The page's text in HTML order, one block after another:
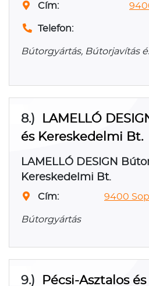
Cím:
Telefon:
Bútorgyártás, Bútorjavítás
8.)
LAMELLÓ
és Kereskedelmi Bt.
LAMELLÓ DESIGN
Kereskedelmi Bt.
Cím: 9400
Bútorgyártás
9.) Pécsi-Asztalos